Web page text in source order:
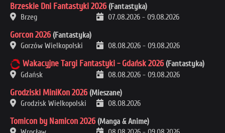
Brzeskie Dni Fantastyki 2026 (Fantastyka)
Brzeg
07.08.2026 - 09.08.2026
Gorcon 2026 (Fantastyka)
Gorzów Wielkopolski
08.08.2026 - 09.08.2026
Wakacyjne Targi Fantastyki - Gdańsk 2026 (Fantastyka)
Gdańsk
08.08.2026 - 09.08.2026
Grodziski MiniKon 2026 (Mieszane)
Grodzisk Wielkopolski
08.08.2026
Tomicon by Namicon 2026 (Manga & Anime)